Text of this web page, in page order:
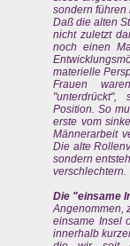
sondern führen
Daß die alten
nicht zuletzt
noch einen
materielle
Frauen
Position. So
erste vom
Männerarbeit
Die alte
sondern
verschlechtern.
Die "einsame
Angenommen,
einsame Insel
innerhalb